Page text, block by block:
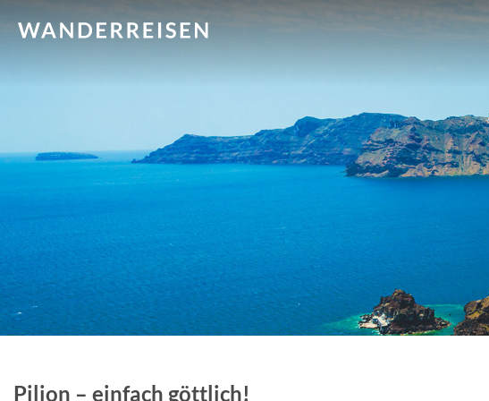
Pilion – einfach göttlich!